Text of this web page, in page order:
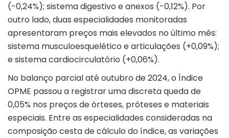
(-0,24%); sistema digestivo e anexos (-0,12%). Por
outro lado, duas especialidades monitoradas
apresentaram preços mais elevados no último mês:
sistema musculoesquelético e articulações (+0,09%);
e sistema cardiocirculatório (+0,06%).
No balanço parcial até outubro de 2024, o Índice
OPME passou a registrar uma discreta queda de
0,05% nos preços de órteses, próteses e materiais
especiais. Entre as especialidades consideradas na
composição cesta de cálculo do índice, as variações